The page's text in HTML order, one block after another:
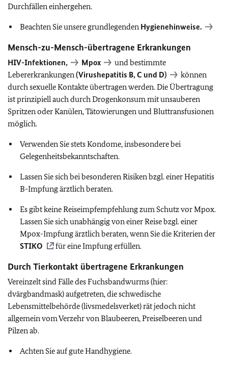
Durchfällen einhergehen.
Beachten Sie unsere grundlegenden Hygienehinweise.
Mensch-zu-Mensch-übertragene Erkrankungen
HIV-Infektionen, Mpox
und bestimmte
Lebererkrankungen(Virushepatitis B, C und D)
können
durch sexuelle Kontakte übertragen werden. Die Übertragung
ist prinzipiell auch durch Drogenkonsum mit unsauberen
Spritzen oder Kanülen, Tätowierungen und Bluttransfusionen
möglich.
Verwenden Sie stets Kondome, insbesondere bei
Gelegenheitsbekanntschaften.
Lassen Sie sich bei besonderen Risiken bzgl. einer Hepatitis
B-Impfung ärztlich beraten.
Es gibt keine Reiseimpfempfehlung zum Schutz vor Mpox.
Lassen Sie sich unabhängig von einer Reise bzgl. einer
Mpox-Impfung ärztlich beraten, wenn Sie die Kriterien der
STIKO
für eine Impfung erfüllen.
Durch Tierkontakt übertragene Erkrankungen
Vereinzelt sind Fälle des Fuchsbandwurms (hier:
dvärgbandmask) aufgetreten, die schwedische
Lebensmittelbehörde (livsmedelsverket) rät jedoch nicht
allgemein vom Verzehr von Blaubeeren, Preiselbeeren und
Pilzen ab.
Achten Sie auf gute Handhygiene.